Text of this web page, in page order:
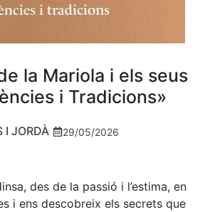
la Mariola i els seus
i Tradicions»
I JORDÀ 29/05/2026
des de la passió i l’estima, en
i ens descobreix els secrets que